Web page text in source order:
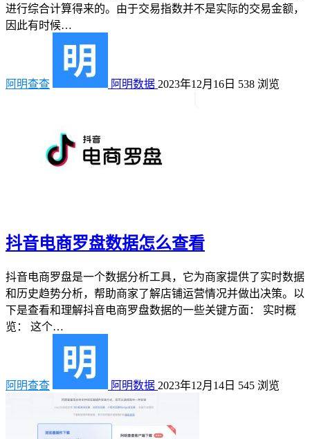
进行综合计算得来的。由于交易指数并不是实际的交易金额，
因此有时候…
阿明查查 阿明数据 2023年12月16日 538 浏览
抖音电商罗盘数据怎么查看
抖音电商罗盘是一个数据分析工具，它为商家提供了实时数据
和历史趋势分析，帮助商家了解店铺运营情况并做出决策。以
下是查看和理解抖音电商罗盘数据的一些关键方面： 实时概
览： 这个…
阿明查查 阿明数据 2023年12月14日 545 浏览